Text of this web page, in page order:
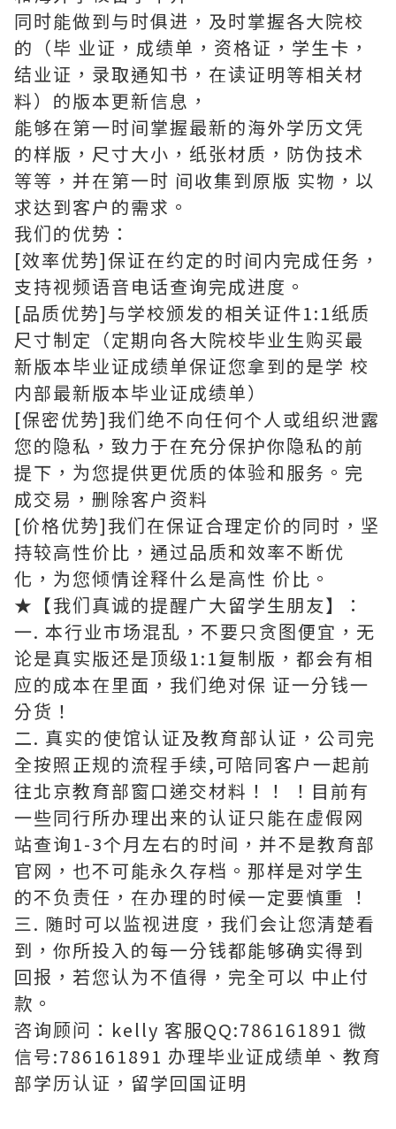
同时能做到与时俱进，及时掌握各大院校
的（毕 业证，成绩单，资格证，学生卡，
结业证，录取通知书，在读证明等相关材
料）的版本更新信息，
能够在第一时间掌握最新的海外学历文凭
的样版，尺寸大小，纸张材质，防伪技术
等等，并在第一时 间收集到原版 实物，以
求达到客户的需求。
我们的优势：
[效率优势]保证在约定的时间内完成任务，
支持视频语音电话查询完成进度。
[品质优势]与学校颁发的相关证件1:1纸质
尺寸制定（定期向各大院校毕业生购买最
新版本毕业证成绩单保证您拿到的是学 校
内部最新版本毕业证成绩单）
[保密优势]我们绝不向任何个人或组织泄露
您的隐私，致力于在充分保护你隐私的前
提下，为您提供更优质的体验和服务。完
成交易，删除客户资料
[价格优势]我们在保证合理定价的同时，坚
持较高性价比，通过品质和效率不断优
化，为您倾情诠释什么是高性 价比。
★【我们真诚的提醒广大留学生朋友】：
一. 本行业市场混乱，不要只贪图便宜，无
论是真实版还是顶级1:1复制版，都会有相
应的成本在里面，我们绝对保 证一分钱一
分货！
二. 真实的使馆认证及教育部认证，公司完
全按照正规的流程手续,可陪同客户一起前
往北京教育部窗口递交材料！！ ！目前有
一些同行所办理出来的认证只能在虚假网
站查询1-3个月左右的时间，并不是教育部
官网，也不可能永久存档。那样是对学生
的不负责任，在办理的时候一定要慎重 ！
三. 随时可以监视进度，我们会让您清楚看
到，你所投入的每一分钱都能够确实得到
回报，若您认为不值得，完全可以 中止付
款。
咨询顾问：kelly 客服QQ:786161891 微
信号:786161891 办理毕业证成绩单、教育
部学历认证，留学回国证明